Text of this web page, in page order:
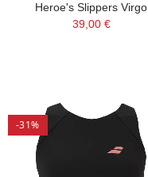
Heroe's Slippers Virgo
39,00 €
-31%